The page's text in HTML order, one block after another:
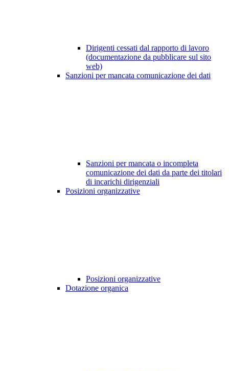
Dirigenti cessati dal rapporto di lavoro
(documentazione da pubblicare sul sito
web)
Sanzioni per mancata comunicazione dei dati
Sanzioni per mancata o incompleta
comunicazione dei dati da parte dei titolari
di incarichi dirigenziali
Posizioni organizzative
Posizioni organizzative
Dotazione organica